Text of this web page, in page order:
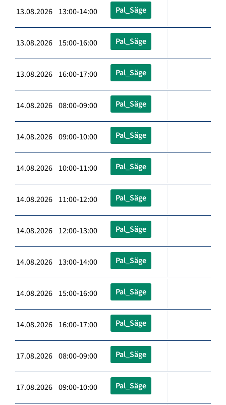
13.08.2026 13:00-14:00 Pal_Säge
13.08.2026 15:00-16:00 Pal_Säge
13.08.2026 16:00-17:00 Pal_Säge
14.08.2026 08:00-09:00 Pal_Säge
14.08.2026 09:00-10:00 Pal_Säge
14.08.2026 10:00-11:00 Pal_Säge
14.08.2026 11:00-12:00 Pal_Säge
14.08.2026 12:00-13:00 Pal_Säge
14.08.2026 13:00-14:00 Pal_Säge
14.08.2026 15:00-16:00 Pal_Säge
14.08.2026 16:00-17:00 Pal_Säge
17.08.2026 08:00-09:00 Pal_Säge
17.08.2026 09:00-10:00 Pal_Säge